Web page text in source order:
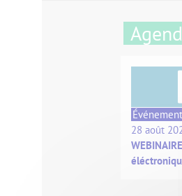
28 août